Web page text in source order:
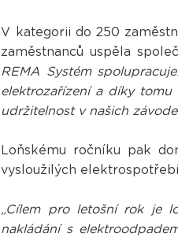
V kategorii do 250
zaměstnanců uspěla
REMA Systém
elektrozařízení a díky
udržitelnost v našich
Loňskému ročníku pak
vysloužilých
„Cílem pro letošní rok je
nakládání s